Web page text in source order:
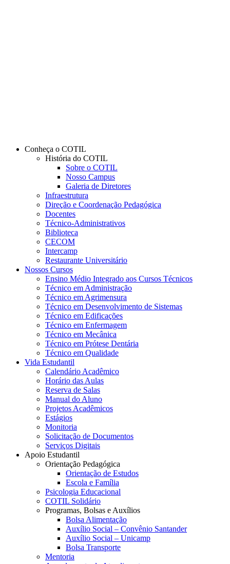
Conheça o COTIL
História do COTIL
Sobre o COTIL
Nosso Campus
Galeria de Diretores
Infraestrutura
Direção e Coordenação Pedagógica
Docentes
Técnico-Administrativos
Biblioteca
CECOM
Intercamp
Restaurante Universitário
Nossos Cursos
Ensino Médio Integrado aos Cursos Técnicos
Técnico em Administração
Técnico em Agrimensura
Técnico em Desenvolvimento de Sistemas
Técnico em Edificações
Técnico em Enfermagem
Técnico em Mecânica
Técnico em Prótese Dentária
Técnico em Qualidade
Vida Estudantil
Calendário Acadêmico
Horário das Aulas
Reserva de Salas
Manual do Aluno
Projetos Acadêmicos
Estágios
Monitoria
Solicitação de Documentos
Serviços Digitais
Apoio Estudantil
Orientação Pedagógica
Orientação de Estudos
Escola e Família
Psicologia Educacional
COTIL Solidário
Programas, Bolsas e Auxílios
Bolsa Alimentação
Auxílio Social – Convênio Santander
Auxílio Social – Unicamp
Bolsa Transporte
Mentoria